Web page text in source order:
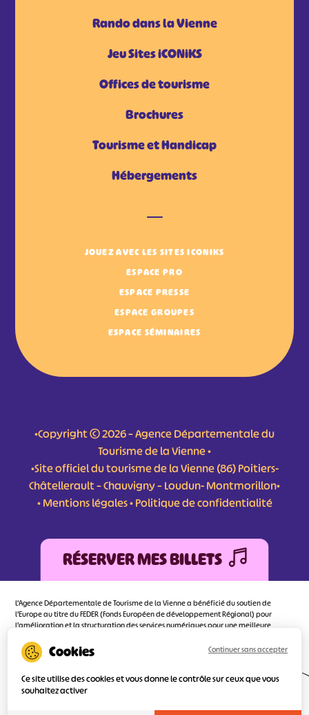
Rando dans la Vienne
Jeu Sites iCONiKS
Offices de tourisme
Brochures
Tourisme et Handicap
Hébergements
JOUEZ AVEC LES SITES ICONIKS
ESPACE PRO
ESPACE PRESSE
ESPACE GROUPES
ESPACE SÉMINAIRES
•Copyright © 2026 – Agence Départementale du
Tourisme de la Vienne •
•Site officiel du tourisme de la Vienne (86) Poitiers-
Châtellerault – Chauvigny – Loudun- Montmorillon•
•Mentions légales•Politique de confidentialité
RÉSERVER MES BILLETS
L'Agence Départementale de Tourisme de la Vienne a bénéficié du soutien de
l’Europe au titre du FEDER (Fonds Européen de développement Régional) pour
l’amélioration et la structuration des services numériques pour une meilleure
d’orienter au mieux le visiteur.
Ce site utilise des cookies et vous donne le contrôle sur ceux que vous
souhaitez activer
Continuer sans accepter